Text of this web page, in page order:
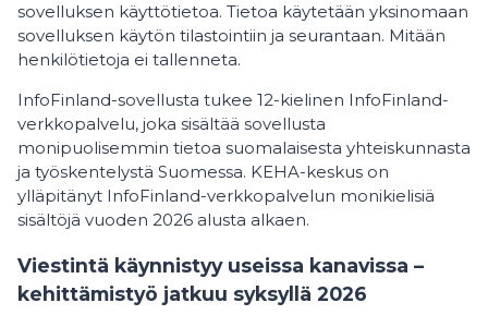
sovelluksen käyttötietoa. Tietoa käytetään yksinomaan
sovelluksen käytön tilastointiin ja seurantaan. Mitään
henkilötietoja ei tallenneta.
InfoFinland-sovellusta tukee 12-kielinen InfoFinland-
verkkopalvelu, joka sisältää sovellusta
monipuolisemmin tietoa suomalaisesta yhteiskunnasta
ja työskentelystä Suomessa. KEHA-keskus on
ylläpitänyt InfoFinland-verkkopalvelun monikielisiä
sisältöjä vuoden 2026 alusta alkaen.
Viestintä käynnistyy useissa kanavissa –
kehittämistyö jatkuu syksyllä 2026